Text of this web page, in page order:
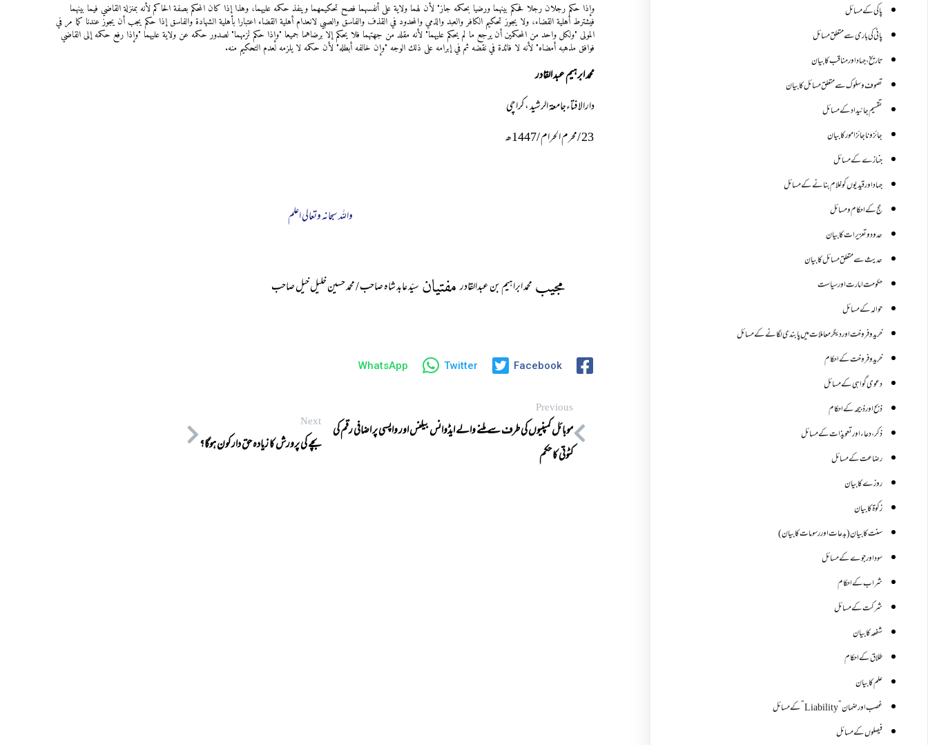
وإذا ‌حكم ‌رجلان ‌رجلا ‌فحكم ‌بينهما ورضيا بحكمه جاز" لأن لهما ولاية على أنفسهما فصح تحكيمهما وينفذ حكمه عليهما، وهذا إذا كان المحكم بصفة الحاكم لأنه بمنزلة القاضي فيما بينهما
فيشترط أهلية القضاء، ولا يجوز تحكيم الكافر والعبد والذمي والمحدود في القذف والفاسق والصبي لانعدام أهلية القضاء اعتبارا بأهلية الشهادة والفاسق إذا حكم يجب أن يجوز عندنا كما مر في
المولى "ولكل واحد من المحكمين أن يرجع ما لم يحكم عليهما" لأنه مقلد من جهتهما فلا يحكم إلا برضاهما جميعا "وإذا حكم لزمهما" لصدور حكمه عن ولاية عليهما "وإذا رفع حكمه إلى القاضي
فوافق مذهبه أمضاه" لأنه لا فائدة في نقضه ثم في إبرامه على ذلك الوجه "وإن خالفه أبطله" لأن حكمه لا يلزمه لعدم التحكيم منه.
محمد ابرہیم عبد القادر
دارالافتاءجامعۃ الرشید ، کراچی
23/محرم الحرام /7144ھ
واللہ سبحانہ وتعالی اعلم
مجیب محمد ابراہیم بن عبدالقادرمفتیان سیّد عابد شاہ صاحب / محمد حسین خلیل خیل صاحب
Facebook
Twitter
WhatsApp
Previous
موبائل کمپنیوں کی طرف سے ملنے والے ایڈوانس بیلنس اور واپسی پر اضافی رقم کی
کٹوتی کا حکم
Next
بچے کی پرورش کا زیادہ حق دار کون ہوگا؟
پاکی کے مسائل
پانی کی باری سے متعلق مسائل
تاریخ،جہاد اور مناقب کا بیان
تصوف و سلوک سے متعلق مسائل کا بیان
تقسیم جائیداد کے مسائل
جائز و ناجائزامور کا بیان
جنازے کےمسائل
جہاد اور قیدیوں کو غلام بنانے کے مسائل
حج کے احکام ومسائل
حدود و تعزیرات کا بیان
حدیث سے متعلق مسائل کا بیان
حکومت امارت اور سیاست
حوالہ کے مسائل
خرید و فروخت اور دیگر معاملات میں پابندی لگانے کے مسائل
خرید و فروخت کے احکام
دعوی گواہی کے مسائل
ذبح اور ذبیحہ کے احکام
ذکر،دعاء اور تعویذات کے مسائل
رضاعت کے مسائل
روزے کا بیان
زکوة کابیان
سنت کا بیان (بدعات اور رسومات کا بیان)
سود اور جوے کے مسائل
شراب کے احکام
شرکت کے مسائل
شفعہ کا بیان
طلاق کے احکام
علم کا بیان
غصب اورضمان”Liability” کے مسائل
فیصلوں کے مسائل